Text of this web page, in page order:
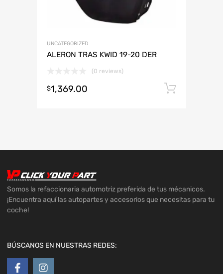
UNCATEGORIZED
ALERON TRAS KWID 19-20 DER
(0 reviews)
$1,369.00
Somos la refaccionaria automotriz preferida de tus mécanicos.
¡Encuentra aquí las autopartes y accesorios que necesitas para tu
coche!
BÚSCANOS EN NUESTRAS REDES: